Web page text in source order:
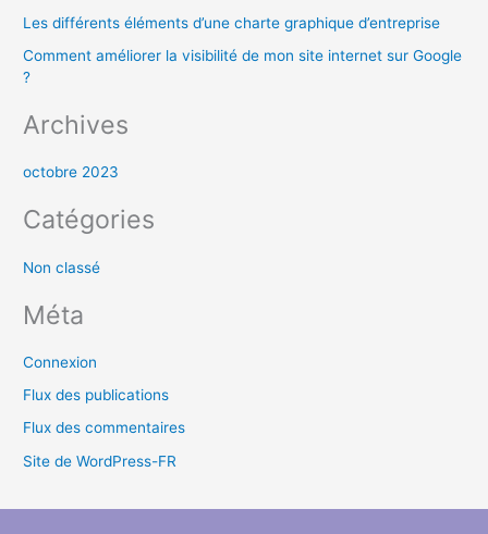
:
Les différents éléments d’une charte graphique d’entreprise
Comment améliorer la visibilité de mon site internet sur Google
?
Archives
octobre 2023
Catégories
Non classé
Méta
Connexion
Flux des publications
Flux des commentaires
Site de WordPress-FR